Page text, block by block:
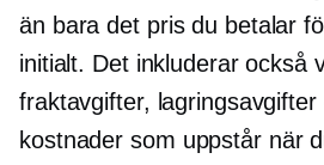
än bara det pris du betalar
initialt. Det inkluderar också
fraktavgifter, lagringsavgifter
kostnader som uppstår när